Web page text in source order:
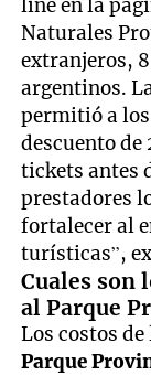
line en la
Naturales
extranjeros,
argentinos.
permitió a
descuento de
tickets antes
prestadores
fortalecer al
turísticas”,
Cuales son
al Parque
Los costos
Parque